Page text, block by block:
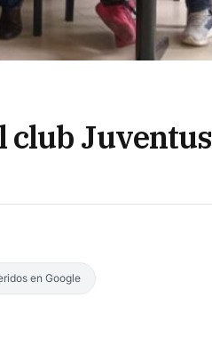
club Juventus
en Google